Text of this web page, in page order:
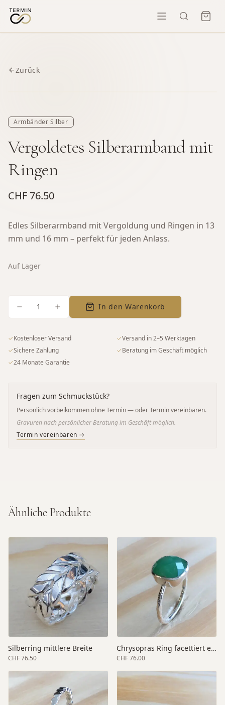
Zurück
Armbänder Silber
Vergoldetes Silberarmband mit
Ringen
CHF 76.50
Edles Silberarmband mit Vergoldung und Ringen in 13
mm und 16 mm – perfekt für jeden Anlass.
Auf Lager
1 In den Warenkorb
✓Kostenloser Versand ✓Versand in 2–5 Werktagen
✓Sichere Zahlung ✓Beratung im Geschäft möglich
✓24 Monate Garantie
Fragen zum Schmuckstück?
Persönlich vorbeikommen ohne Termin — oder Termin vereinbaren.
Gravuren nach persönlicher Beratung im Geschäft möglich.
Termin vereinbaren →
Ähnliche Produkte
Silberring mittlere Breite
CHF 76.50
Chrysopras Ring facettiert elegant
CHF 76.00